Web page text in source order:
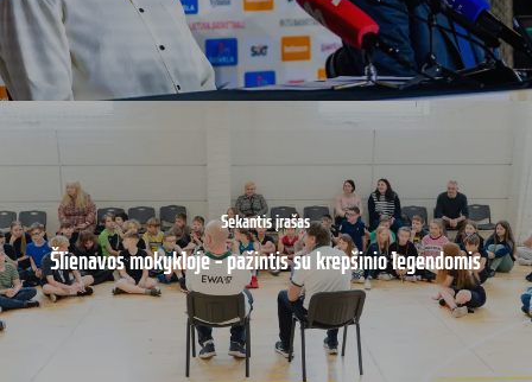
Sekantis įrašas
Šlienavos mokykloje – pažintis su krepšinio legendomis